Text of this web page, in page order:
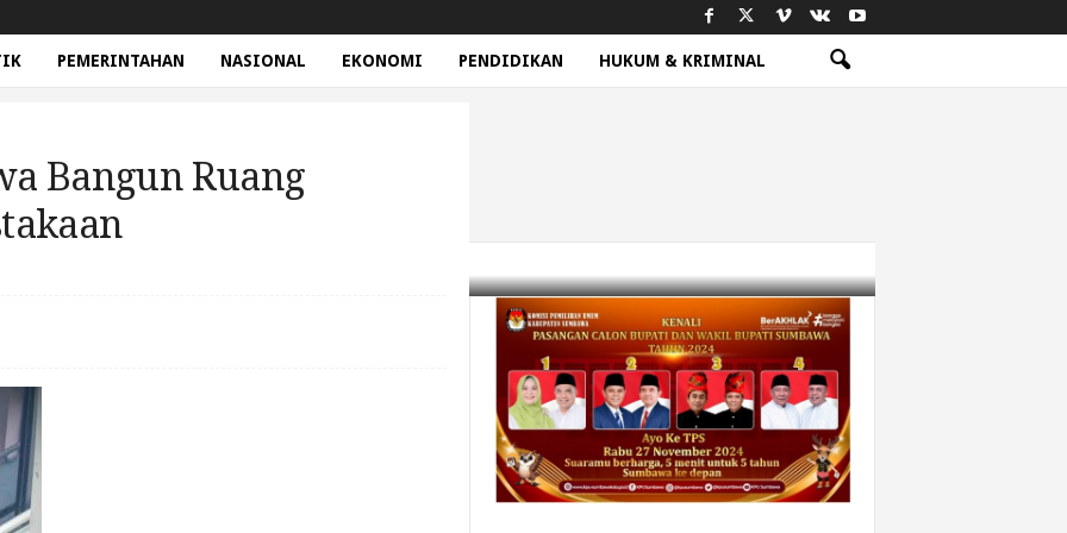
PEMERINTAHAN NASIONAL EKONOMI PENDIDIKAN HUKUM & KRIMINAL
Ruang Pelayanan Perpustakaan
Bangun Ruang